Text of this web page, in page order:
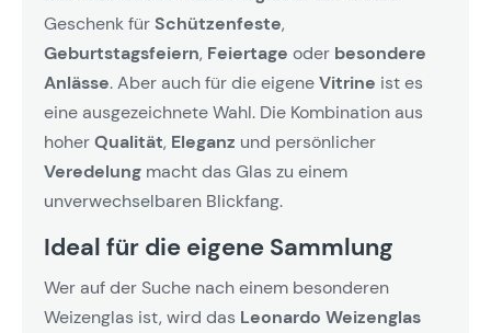
Geschenk für Schützenfeste,
Geburtstagsfeiern, Feiertage oder besondere
Anlässe. Aber auch für die eigeneVitrine ist es
eine ausgezeichnete Wahl. Die Kombination aus
hoherQualität, Eleganz und persönlicher
Veredelung macht das Glas zu einem
unverwechselbaren Blickfang.
Ideal für die eigene Sammlung
Wer auf der Suche nach einem besonderen
Weizenglas ist, wird das Leonardo Weizenglas